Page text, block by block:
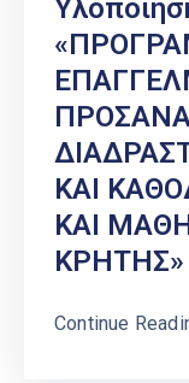
ΚΑΙ
ΚΑΙ
ΚΡΗΤΗΣ»
Continue